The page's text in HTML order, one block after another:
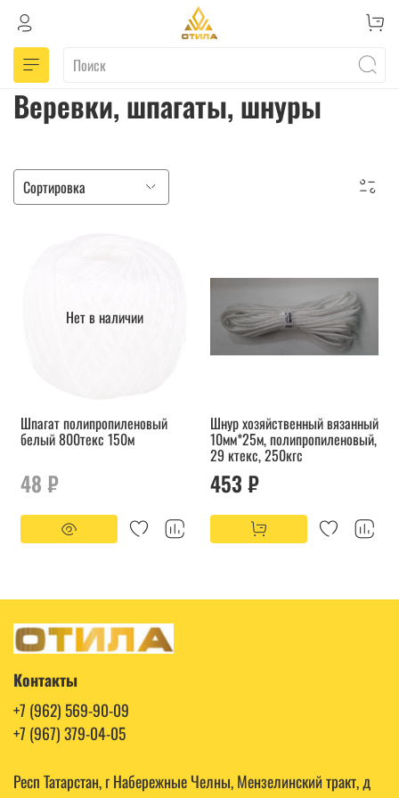
Веревки, шпагаты, шнуры
Нет в наличии
Шпагат полипропиленовый
белый 800текс 150м
48 ₽
Шнур хозяйственный вязанный
10мм*25м, полипропиленовый,
29 ктекс, 250кгс
453 ₽
Контакты
+7 (962) 569-90-09
+7 (967) 379-04-05
Респ Татарстан, г Набережные Челны, Мензелинский тракт, д